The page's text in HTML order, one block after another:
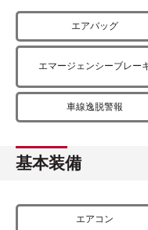
エアバッグ
エマージェンシーブレー
車線逸脱警報
基本装備
エアコン